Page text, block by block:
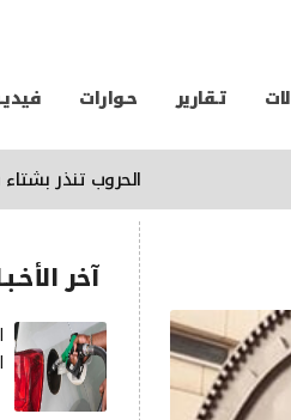
تـقارير حـوارات
الحروب تنذر بشتاء
آخر